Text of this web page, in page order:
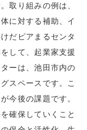
取り組みの例は、
に対する補助、イ
だピアまるセンタ
して、起業家支援
ーは、池田市内の
スペースです。こ
今後の課題です。
確保していくこと